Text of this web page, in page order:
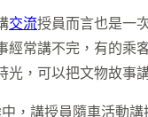
交流授員而言也是一
經常講不完，有的乘
，可以把文物故事
，講授員隨車活動